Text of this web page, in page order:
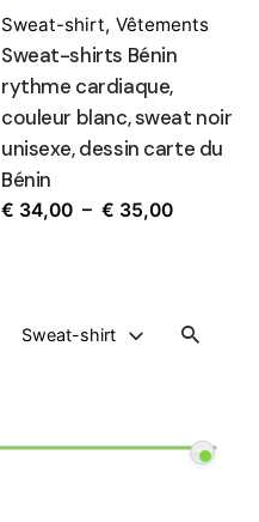
Sweat-shirt
Sweat-shirt, Vêtements
Sweat-shirts Bénin
rythme cardiaque,
couleur blanc, sweat noir
unisexe, dessin carte du
Bénin
€ 34,00 – € 35,00Plage
à